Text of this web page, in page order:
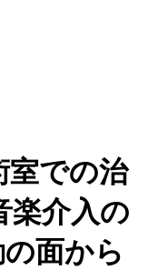
室での治
楽介入の
面から